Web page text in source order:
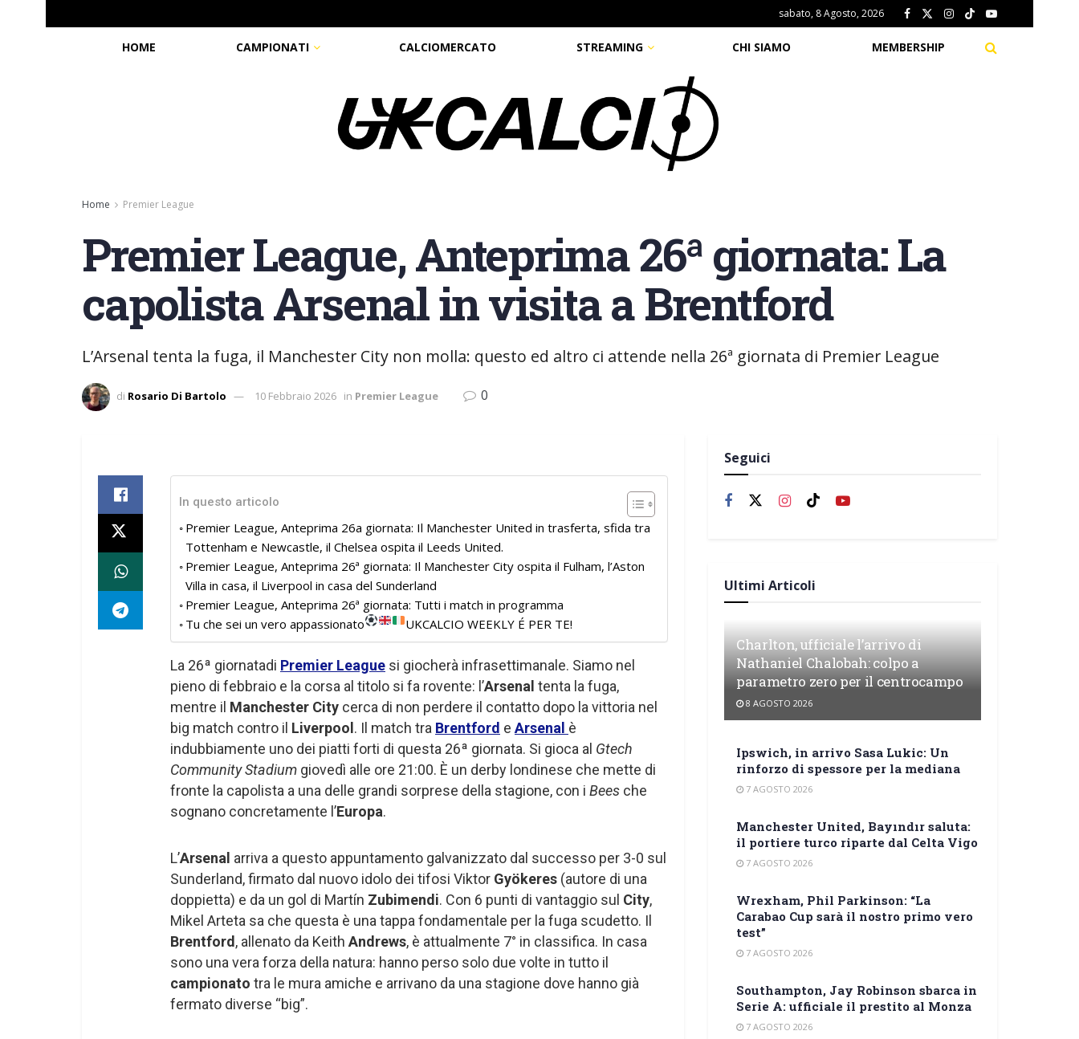
sabato, 8 Agosto, 2026
HOME CAMPIONATI CALCIOMERCATO STREAMING CHI SIAMO MEMBERSHIP
Home Premier League
Premier League, Anteprima 26ª giornata: La
capolista Arsenal in visita a Brentford
L’Arsenal tenta la fuga, il Manchester City non molla: questo ed altro ci attende nella 26ª giornata di Premier League
di Rosario Di Bartolo 10 Febbraio 2026 in Premier League 0
In questo articolo
Premier League, Anteprima 26a giornata: Il Manchester United in trasferta, sfida tra
Tottenham e Newcastle, il Chelsea ospita il Leeds United.
Premier League, Anteprima 26ª giornata: Il Manchester City ospita il Fulham, l’Aston
Villa in casa, il Liverpool in casa del Sunderland
Premier League, Anteprima 26ª giornata: Tutti i match in programma
Tu che sei un vero appassionato
UKCALCIO WEEKLY É PER TE!
La 26ª giornatadi Premier League si giocherà infrasettimanale. Siamo nel
pieno di febbraio e la corsa al titolo si fa rovente: l’Arsenal tenta la fuga,
mentre il Manchester City cerca di non perdere il contatto dopo la vittoria nel
big match contro il Liverpool . Il match tra Brentford e Arsenal è
indubbiamente uno dei piatti forti di questa 26ª giornata. Si gioca al Gtech
Community Stadium giovedì alle ore 21:00. È un derby londinese che mette di
fronte la capolista a una delle grandi sorprese della stagione, con i Bees che
sognano concretamente l’Europa.
L’Arsenal arriva a questo appuntamento galvanizzato dal successo per 3-0 sul
Sunderland, firmato dal nuovo idolo dei tifosi Viktor Gyökeres (autore di una
doppietta) e da un gol di Martín Zubimendi. Con 6 punti di vantaggio sul City,
Mikel Arteta sa che questa è una tappa fondamentale per la fuga scudetto. Il
Brentford , allenato da Keith Andrews, è attualmente 7° in classifica. In casa
sono una vera forza della natura: hanno perso solo due volte in tutto il
campionato tra le mura amiche e arrivano da una stagione dove hanno già
fermato diverse “big”.
Seguici
Ultimi Articoli
Charlton, ufficiale l’arrivo di
Nathaniel Chalobah: colpo a
parametro zero per il centrocampo
8 AGOSTO 2026
Ipswich, in arrivo Sasa Lukic: Un
rinforzo di spessore per la mediana
7 AGOSTO 2026
Manchester United, Bayındır saluta:
il portiere turco riparte dal Celta Vigo
7 AGOSTO 2026
Wrexham, Phil Parkinson: “La
Carabao Cup sarà il nostro primo vero
test”
7 AGOSTO 2026
Southampton, Jay Robinson sbarca in
Serie A: ufficiale il prestito al Monza
7 AGOSTO 2026